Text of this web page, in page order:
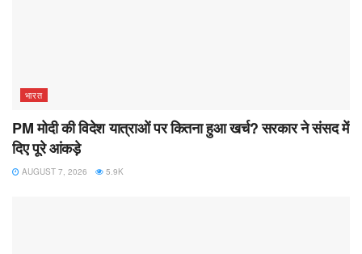
भारत
PM मोदी की विदेश यात्राओं पर कितना हुआ खर्च? सरकार ने संसद में
दिए पूरे आंकड़े
AUGUST 7, 2026 5.9K